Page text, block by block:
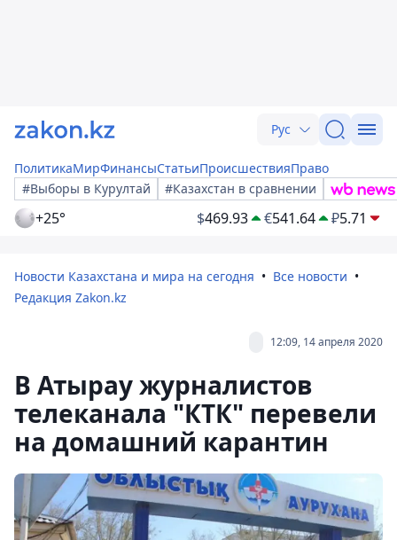
Рус
ПолитикаМирФинансыСтатьиПроисшествияПраво
#Выборы в Курултай
#Казахстан в сравнении
+25° $469.93 €541.64 ₽5.71
Новости Казахстана и мира на сегодня
Все новости
Редакция Zakon.kz
12:09, 14 апреля 2020
В Атырау журналистов
телеканала "КТК" перевели
на домашний карантин